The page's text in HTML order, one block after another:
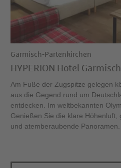
Garmisch-Partenkirchen
HYPERION Hotel
Am Fuße der Zugspitze gelegen
aus die Gegend rund um
entdecken. Im weltbekannten
Genießen Sie die klare Höhenluft,
und atemberaubende Panoramen.